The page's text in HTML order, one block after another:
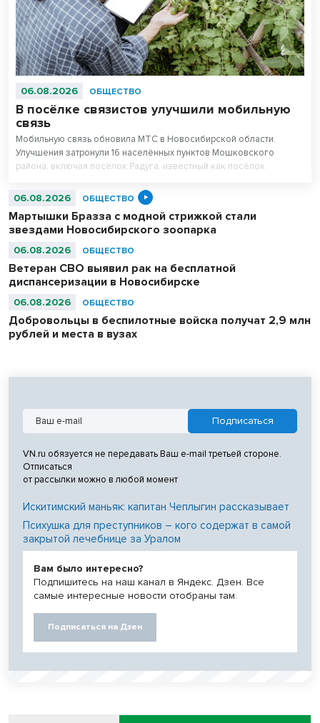
06.08.2026 ОБЩЕСТВО
В посёлке связистов улучшили мобильную
связь
Мобильную связь обновила МТС в Новосибирской области.
Улучшения затронули 16 населённых пунктов Мошковского
района, включая посёлок Радуга, известный как посёлок
06.08.2026 ОБЩЕСТВО
Мартышки Бразза с модной стрижкой стали
звездами Новосибирского зоопарка
06.08.2026 ОБЩЕСТВО
Ветеран СВО выявил рак на бесплатной
диспансеризации в Новосибирске
06.08.2026 ОБЩЕСТВО
Добровольцы в беспилотные войска получат 2,9 млн
рублей и места в вузах
VN.ru обязуется не передавать Ваш e-mail третьей стороне.
Отписаться
от рассылки можно в любой момент
Искитимский маньяк: капитан Чеплыгин рассказывает
Психушка для преступников – кого содержат в самой
закрытой лечебнице за Уралом
Вам было интересно?
Подпишитесь на наш канал в Яндекс. Дзен. Все
самые интересные новости отобраны там.
Подписаться на Дзен